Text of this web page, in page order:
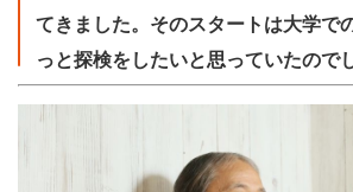
てきました。そのスタートは大学で
っと探検をしたいと思っていたので